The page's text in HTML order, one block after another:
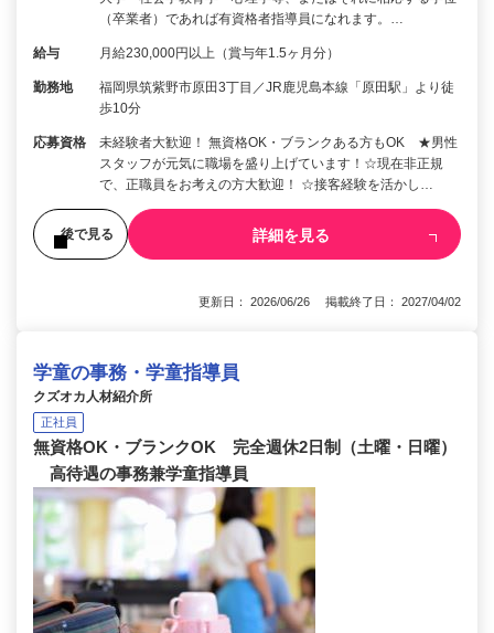
（卒業者）であれば有資格者指導員になれます。…
給与 月給230,000円以上（賞与年1.5ヶ月分）
勤務地
福岡県筑紫野市原田3丁目／JR鹿児島本線「原田駅」より徒
歩10分
応募資格
未経験者大歓迎！ 無資格OK・ブランクある方もOK ★男性
スタッフが元気に職場を盛り上げています！☆現在非正規
で、正職員をお考えの方大歓迎！ ☆接客経験を活かし…
後で見る 詳細を見る
更新日： 2026/06/26 掲載終了日： 2027/04/02
学童の事務・学童指導員
クズオカ人材紹介所
正社員
無資格OK・ブランクOK 完全週休2日制（土曜・日曜）
高待遇の事務兼学童指導員